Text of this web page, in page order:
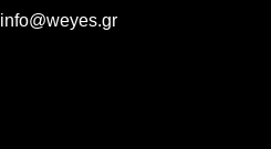
info@weyes.gr